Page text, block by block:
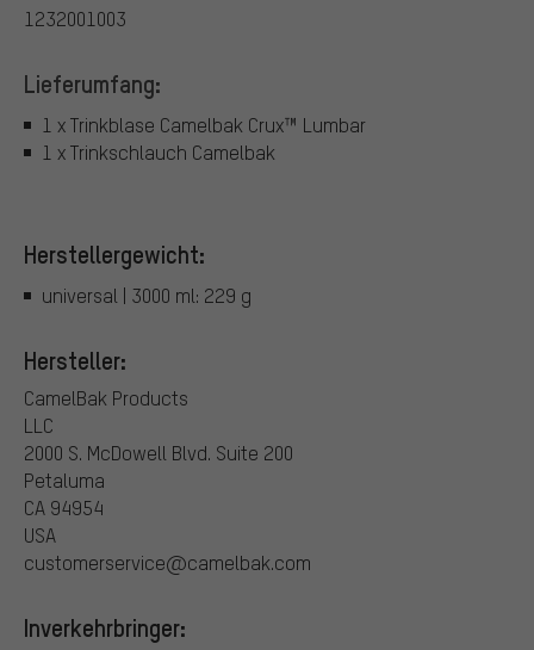
1232001003
Lieferumfang:
1 x Trinkblase Camelbak Crux™ Lumbar
1 x Trinkschlauch Camelbak
Herstellergewicht:
universal | 3000 ml: 229 g
Hersteller:
CamelBak Products
LLC
2000 S. McDowell Blvd. Suite 200
Petaluma
CA 94954
USA
customerservice@camelbak.com
Inverkehrbringer: